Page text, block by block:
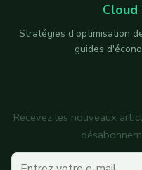
Stratégies d'optimisation
guides
Recevez les nouveaux
Votre e-mail